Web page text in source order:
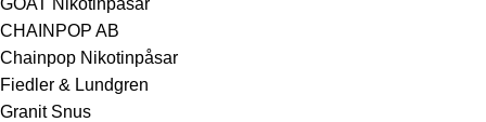
GOAT Nikotinpåsar
CHAINPOP AB
Chainpop Nikotinpåsar
Fiedler & Lundgren
Granit Snus